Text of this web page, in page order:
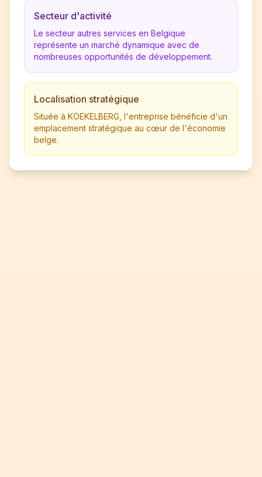
Secteur d'activité
Le secteur autres services en Belgique
représente un marché dynamique avec de
nombreuses opportunités de développement.
Localisation stratégique
Située à KOEKELBERG, l'entreprise bénéficie d'un
emplacement stratégique au cœur de l'économie
belge.